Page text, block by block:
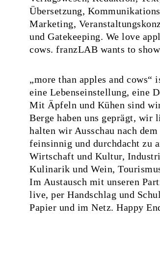
Übersetzung,
Marketing,
und Gatekeeping. We love
cows. franzLAB wants to
„more than apples and cows“
eine Lebenseinstellung, eine
Mit Äpfeln und Kühen sind
Berge haben uns geprägt, wir
halten wir Ausschau nach
feinsinnig und durchdacht zu
Wirtschaft und Kultur,
Kulinarik und Wein,
Im Austausch mit unseren
live, per Handschlag und
Papier und im Netz. Happy